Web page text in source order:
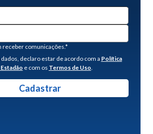
receber comunicações.*
declaro estar de acordo com a Política
e com os Termos de Uso.